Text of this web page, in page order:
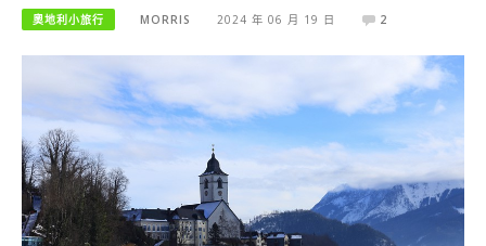
奧地利小旅行 MORRIS 2024 年 06 月 19 日 2